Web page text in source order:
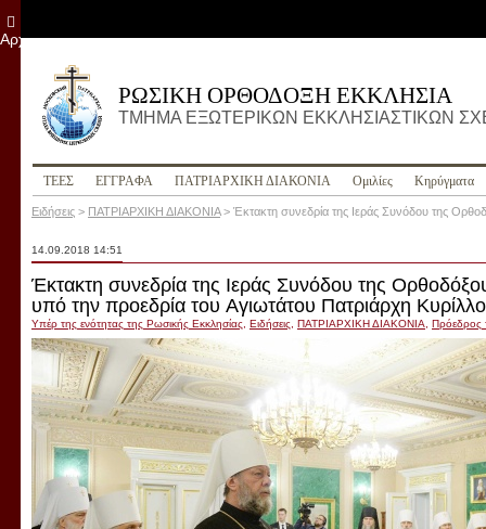
ΡΩΣΙΚΗ ΟΡΘΟΔΟΞΗ ΕΚΚΛΗΣΙΑ
ΤΜΗΜΑ ΕΞΩΤΕΡΙΚΩΝ ΕΚΚΛΗΣΙΑΣΤΙΚΩΝ
ΤΕΕΣ ΕΓΓΡΑΦΑ ПΑΤΡΙΑΡΧΙΚΗ ΔΙΑΚΟΝΙΑ Ομιλίες Κηρύγματα
Ειδήσεις > ПΑΤΡΙΑΡΧΙΚΗ ΔΙΑΚΟΝΙΑ> Έκτακτη συνεδρία της Ιεράς Συνόδου της
14.09.2018 14:51
Έκτακτη συνεδρία της Ιεράς Συνόδου της
υπό την προεδρία του Αγιωτάτου Πατριάρχη
Υπέρ της ενότητας της Ρωσικής Εκκλησίας Ειδήσεις ПΑΤΡΙΑΡΧΙΚΗ ΔΙΑΚΟΝΙΑ Пρόεδρος
Αρχείο